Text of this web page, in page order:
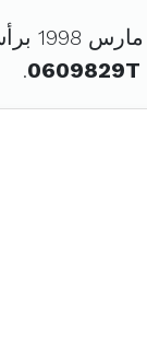
0609829T
.